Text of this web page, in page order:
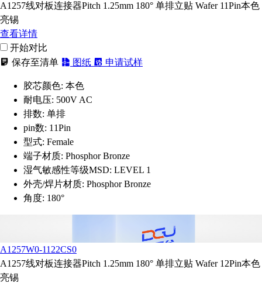
A1257线对板连接器Pitch 1.25mm 180° 单排立贴 Wafer 11Pin本色
亮锡
查看详情
开始对比
保存至清单
图纸 申请试样
胶芯颜色: 本色
耐电压: 500V AC
排数: 单排
pin数: 11Pin
型式: Female
端子材质: Phosphor Bronze
湿气敏感性等级MSD: LEVEL 1
外壳/焊片材质: Phosphor Bronze
角度: 180°
A1257W0-1122CS0
A1257线对板连接器Pitch 1.25mm 180° 单排立贴 Wafer 12Pin本色
亮锡